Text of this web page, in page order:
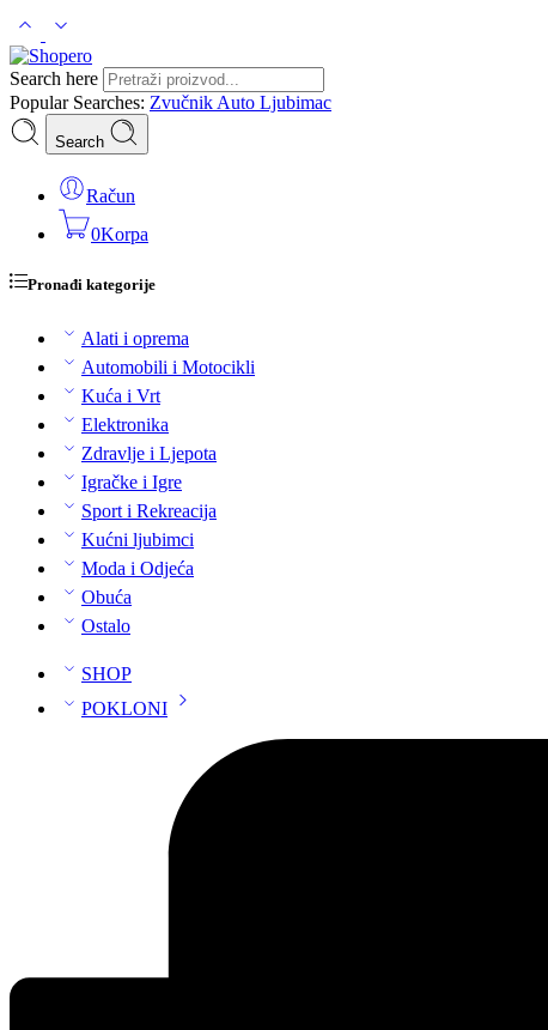
Search here
Popular Searches: Zvučnik Auto Ljubimac
Search
Račun
0Korpa
Pronađi kategorije
Alati i oprema
Automobili i Motocikli
Kuća i Vrt
Elektronika
Zdravlje i Ljepota
Igračke i Igre
Sport i Rekreacija
Kućni ljubimci
Moda i Odjeća
Obuća
Ostalo
SHOP
POKLONI